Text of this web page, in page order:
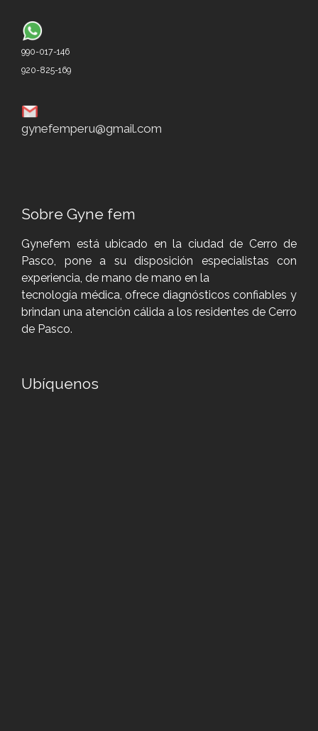
990-017-146
920-825-169
gynefemperu@gmail.com
Sobre Gyne fem
Gynefem está ubicado en la ciudad de Cerro de
Pasco, pone a su disposición especialistas con
experiencia, de mano de mano en la
tecnología médica, ofrece diagnósticos confiables y
brindan una atención cálida a los residentes de Cerro
de Pasco.
Ubíquenos